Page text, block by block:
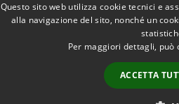
Questo sito web utilizza cookie tecnici e
alla navigazione del sito, nonché un
Per maggiori dettagli, può
ACCETTA